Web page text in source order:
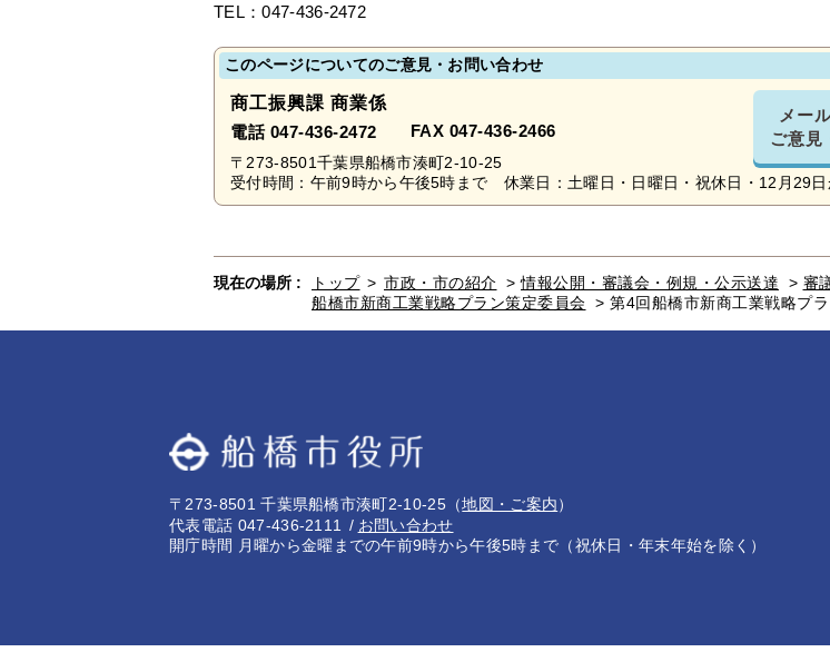
TEL：047-436-2472
このページについてのご意見・お問い合わせ
商工振興課 商業係
電話 047-436-2472 FAX 047-436-2466
メー
ご意見
〒273-8501千葉県船橋市湊町2-10-25
受付時間：午前9時から午後5時まで 休業日：土曜日・日曜日・祝休日・12月29日
現在の場所 : トップ > 市政・市の紹介 >情報公開・審議会・例規・公示送達 > 審
船橋市新商工業戦略プラン策定委員会 > 第4回船橋市新商工業戦略プ
〒273-8501 千葉県船橋市湊町2-10-25 （地図・ご案内）
代表電話 047-436-2111
お問い合わせ
開庁時間 月曜から金曜までの午前9時から午後5時まで（祝休日・年末年始を除く）